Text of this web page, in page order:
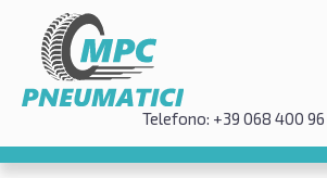
Telefono: +39 068 400 96